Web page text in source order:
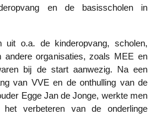
en de basisscholen in
andere organisaties, zoals MEE en
bij de start aanwezig. Na een
van VVE en de onthulling van de
Egge Jan de Jonge, werkte men
verbeteren van de onderlinge